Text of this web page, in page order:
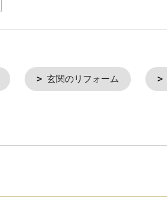
玄関のリフォーム